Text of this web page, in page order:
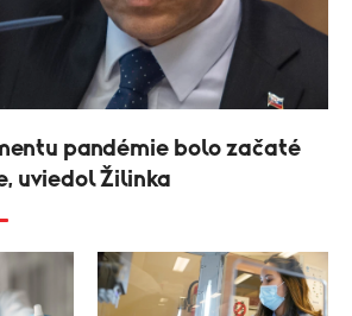
pandémie bolo začaté
uviedol Žilinka